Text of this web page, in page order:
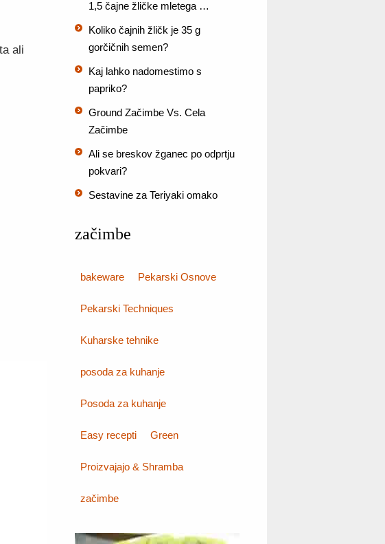
ali
1,5 čajne žličke mletega …
Koliko čajnih žličk je 35 g
gorčičnih semen?
Kaj lahko nadomestimo s
papriko?
Ground Začimbe Vs. Cela
Začimbe
Ali se breskov žganec po odprtju
pokvari?
Sestavine za Teriyaki omako
začimbe
bakeware Pekarski Osnove
Pekarski Techniques
Kuharske tehnike
posoda za kuhanje
Posoda za kuhanje
Easy recepti Green
Proizvajajo & Shramba
začimbe